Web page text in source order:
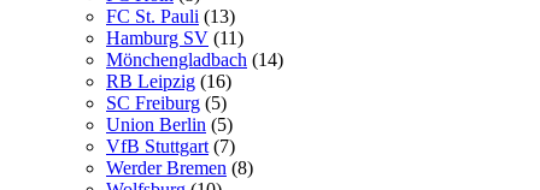
FC St. Pauli (13)
Hamburg SV (11)
Mönchengladbach (14)
RB Leipzig (16)
SC Freiburg (5)
Union Berlin (5)
VfB Stuttgart (7)
Werder Bremen (8)